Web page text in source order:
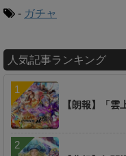
- ガチャ
人気記事ランキング
【朗報】「